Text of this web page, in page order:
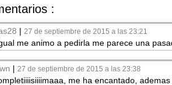
:
| 27 de septiembre de 2015 a las 23:21
me animo a pedirla me parece una
| 27 de septiembre de 2015 a las 23:38
me ha encantado,